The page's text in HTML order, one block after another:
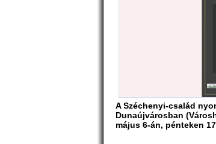
A Széchenyi-család
Dunaújvárosban
május 6-án, pénteken